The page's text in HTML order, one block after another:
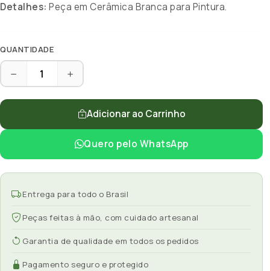
Detalhes: Peça em Cerâmica Branca para Pintura.
QUANTIDADE
Adicionar ao Carrinho
Quero pelo WhatsApp
Entrega para todo o Brasil
Peças feitas à mão, com cuidado artesanal
Garantia de qualidade em todos os pedidos
Pagamento seguro e protegido